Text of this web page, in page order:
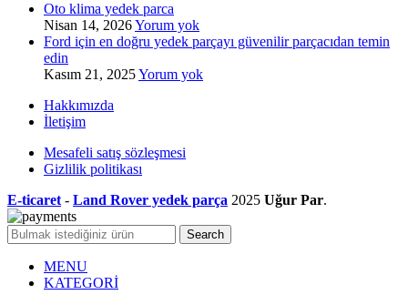
Oto klima yedek parca
Nisan 14, 2026Yorum yok
Ford için en doğru yedek parçayı güvenilir parçacıdan temin
edin
Kasım 21, 2025Yorum yok
Hakkımızda
İletişim
Mesafeli satış sözleşmesi
Gizlilik politikası
E-ticaret - Land Rover yedek parça 2025 Uğur Par.
Search
MENU
KATEGORİ